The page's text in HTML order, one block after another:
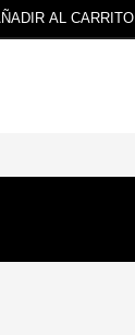
AL CARRITO